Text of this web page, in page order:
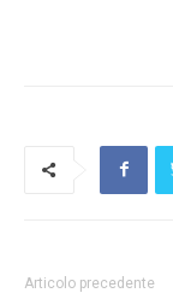
Articolo precedente